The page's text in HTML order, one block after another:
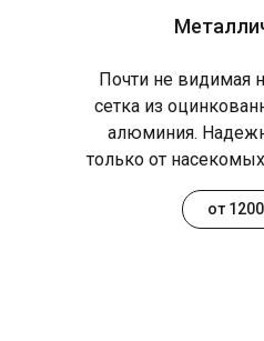
Почти не видимая
сетка из
алюминия.
только от
от